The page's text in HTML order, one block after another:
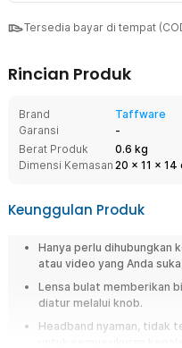
Tersedia bayar di tempat
Rincian Produk
Brand
Taffware
Garansi
-
Berat Produk
0.6 kg
Dimensi Kemasan 20 x 11 x 14
Keunggulan Produk
Hanya perlu dihubungkan
atau video yang Anda suka.
Lensa bulat memberikan
diatur melalui knob.
Headband nyaman, tidak